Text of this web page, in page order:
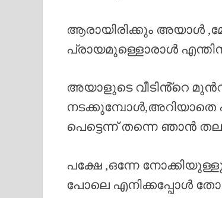
ആരായിരിക്കും അയാൾ
പ്രായമുള്ളൊരാൾ
അയാളുടെ വീടിൻ്റെ
നടക്കുമ്പോൾ,അറിയാതെ
പെട്ടെന്ന് തന്നെ ഞാൻ തല
പക്ഷേ ,ഒന്നേ
പോലെ എനിക്കപ്പോൾ